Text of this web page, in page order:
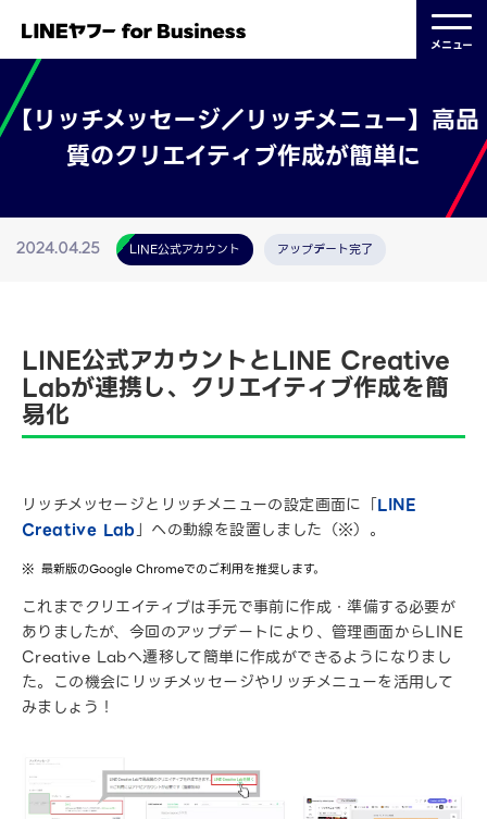
メニュー
【リッチメッセージ／リッチメニュー】高品
質のクリエイティブ作成が簡単に
2024.04.25 LINE公式アカウント アップデート完了
LINE公式アカウントとLINE Creative
Labが連携し、クリエイティブ作成を簡
易化
リッチメッセージとリッチメニューの設定画面に「LINE
Creative Lab」への動線を設置しました（※）。
最新版のGoogle Chromeでのご利用を推奨します。
これまでクリエイティブは手元で事前に作成・準備する必要が
ありましたが、今回のアップデートにより、管理画面からLINE
Creative Labへ遷移して簡単に作成ができるようになりまし
た。この機会にリッチメッセージやリッチメニューを活用して
みましょう！